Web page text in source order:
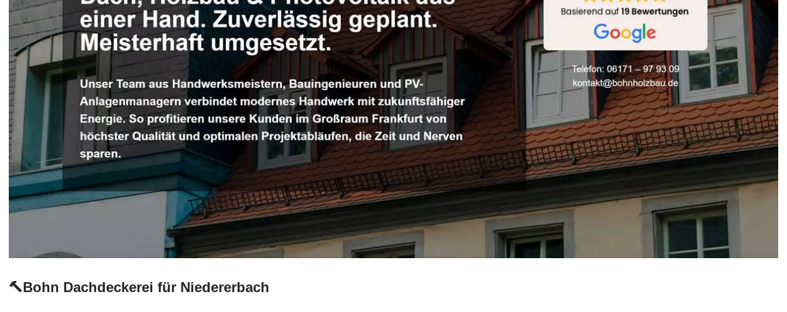
🔨Bohn Dachdeckerei für Niedererbach